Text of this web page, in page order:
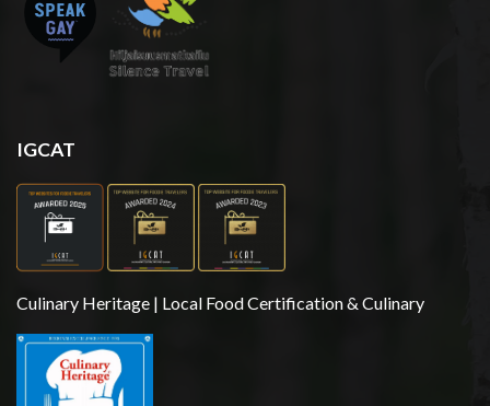
IGCAT
Culinary Heritage | Local Food Certification & Culinary